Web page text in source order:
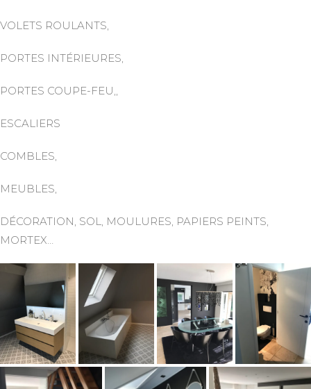
VOLETS ROULANTS,
PORTES INTÉRIEURES,
PORTES COUPE-FEU,,
ESCALIERS
COMBLES,
MEUBLES,
DÉCORATION, SOL, MOULURES, PAPIERS PEINTS,
MORTEX…